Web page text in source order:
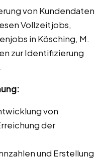
von Kundendaten
Vollzeitjobs,
in Kösching, M.
zur Identifizierung
von
der
und Erstellung